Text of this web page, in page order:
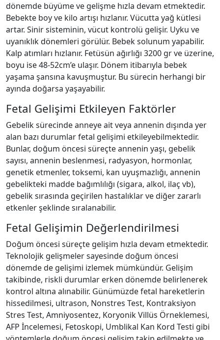
dönemde büyüme ve gelişme hızla devam etmektedir.
Bebekte boy ve kilo artışı hızlanır. Vücutta yağ kütlesi
artar. Sinir sisteminin, vücut kontrolü gelişir. Uyku ve
uyanıklık dönemleri görülür. Bebek solunum yapabilir.
Kalp atımları hızlanır. Fetüsün ağırlığı 3200 gr ve üzerine,
boyu ise 48-52cm’e ulaşır. Dönem itibarıyla bebek
yaşama şansına kavuşmuştur. Bu sürecin herhangi bir
ayında doğarsa yaşayabilir.
Fetal Gelişimi Etkileyen Faktörler
Gebelik sürecinde anneye ait veya annenin dışında yer
alan bazı durumlar fetal gelişimi etkileyebilmektedir.
Bunlar, doğum öncesi süreçte annenin yaşı, gebelik
sayısı, annenin beslenmesi, radyasyon, hormonlar,
genetik etmenler, toksemi, kan uyuşmazlığı, annenin
gebelikteki madde bağımlılığı (sigara, alkol, ilaç vb),
gebelik sırasında geçirilen hastalıklar ve diğer zararlı
etkenler şeklinde sıralanabilir.
Fetal Gelişimin Değerlendirilmesi
Doğum öncesi süreçte gelişim hızla devam etmektedir.
Teknolojik gelişmeler sayesinde doğum öncesi
dönemde de gelişimi izlemek mümkündür. Gelişim
takibinde, riskli durumlar erken dönemde belirlenerek
kontrol altına alınabilir. Günümüzde fetal hareketlerin
hissedilmesi, ultrason, Nonstres Test, Kontraksiyon
Stres Test, Amniyosentez, Koryonik Villüs Örneklemesi,
AFP İncelemesi, Fetoskopi, Umblikal Kan Kord Testi gibi